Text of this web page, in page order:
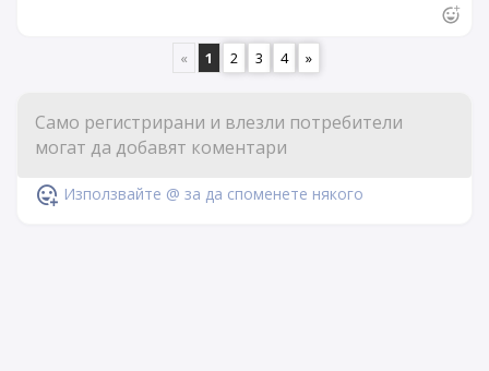
« 1 2 3 4 »
Използвайте @ за да споменете някого